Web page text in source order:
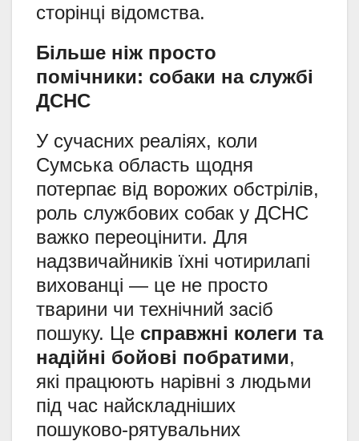
сторінці відомства.
Більше ніж просто
помічники: собаки на службі
ДСНС
У сучасних реаліях, коли
Сумська область щодня
потерпає від ворожих обстрілів,
роль службових собак у ДСНС
важко переоцінити. Для
надзвичайників їхні чотирилапі
вихованці — це не просто
тварини чи технічний засіб
пошуку. Це справжні колеги та
надійні бойові побратими,
які працюють нарівні з людьми
під час найскладніших
пошуково-рятувальних